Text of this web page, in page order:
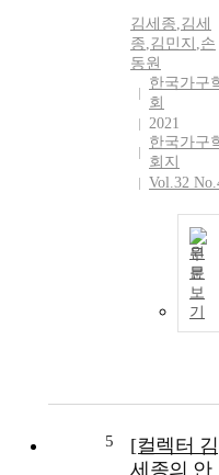
김세종,김세
종,김민지 ,손
동원
한국가구
회
2021
한국가구
회지
Vol.32
원
문
보
기
5
[컬렉터 김
세종의 안